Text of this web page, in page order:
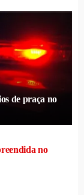
de praça no
no